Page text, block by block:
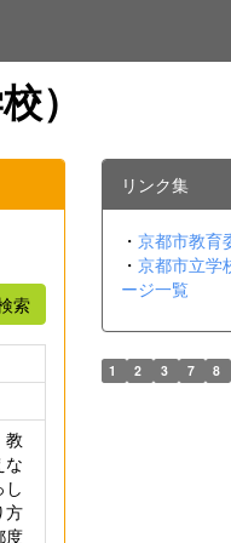
）
索
教
な
方
度
リンク集
・ 京都市教育
・ 京都市立学
ージ一覧
1 2 3 7 8